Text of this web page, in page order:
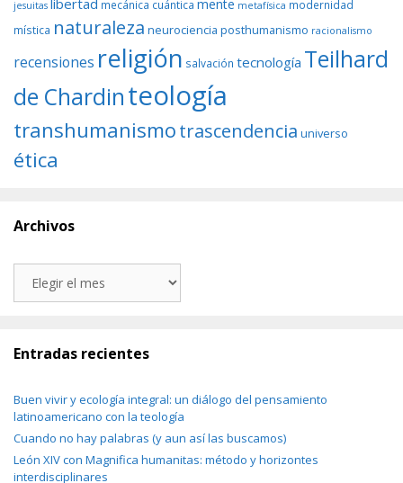
jesuitas libertad mecánica cuántica mente metafísica modernidad
mística naturaleza neurociencia posthumanismo racionalismo
recensiones religión salvación tecnología Teilhard
de Chardinteología
transhumanismotrascendencia universo
ética
Archivos
Entradas recientes
Buen vivir y ecología integral: un diálogo del pensamiento
latinoamericano con la teología
Cuando no hay palabras (y aun así las buscamos)
León XIV con Magnifica humanitas: método y horizontes
interdisciplinares